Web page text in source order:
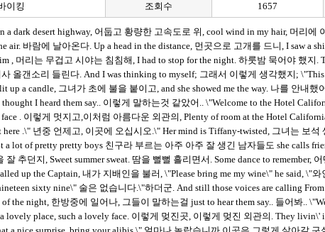
이킹 조회수 1657
a dark desert highway, 어둡고 황량한 고속도로 위, cool wind in my hair, 머리
air. 바람에 날아온다. Up a head in the distance, 먼곳으로 고개를 드니, I saw a
, 머리는 무겁고 시야는 침침해, I had to stop for the night. 하룻밤 묵어야 했지.
사 올갠소리 들린다. And I was thinking to myself; 그래서 이렇게 생각했지;
up a candle, 그녀가 초에 불을 붙이고, and she showed me the way. 나를 안내했
I heard them say.. 이렇게 말하는것 같았어.. \"Welcome to the Hotel
. 이렇게 멋지고,이처럼 아름다운 외관의, Plenty of room at the Hotel
.\" 년중 언제고, 이곳에 오십시오.\" Her mind is Tiffany-twisted, 그녀는 보석
a lot of pretty pretty boys 친구라 부르는 아주 아주 잘 생긴 남자들도 she calls
추던지, Sweet summer sweat. 땀을 뻘뻘 흘리면서. Some dance to remember,
up the Captain, 내가 지배인을 불러, \"Please bring me my wine\" he said, \"
sixty nine\" 술은 없습니다.\"하더군. And still those voices are calling
the night, 한방중에 일어나, 그들이 말하는걸 just to hear them say.. 들어봐..
lovely place, such a lovely face. 이렇게 멎진곳, 이렇게 멎진 외관의. They